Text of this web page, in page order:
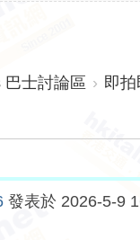
巴士討論區 › 即
發表於 2026-5-9